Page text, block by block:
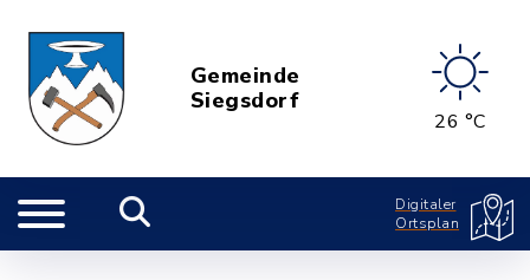
Gemeinde
Siegsdorf
26 °C
Digitaler
Ortsplan